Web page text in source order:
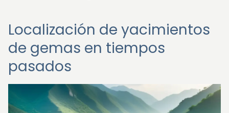
Localización de yacimientos
de gemas en tiempos
pasados